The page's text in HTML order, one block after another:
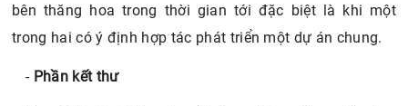
bên thăng hoa trong thời gian tới đặc biệt là khi một
trong hai có ý định hợp tác phát triển một dự án chung.
- Phần kết thư